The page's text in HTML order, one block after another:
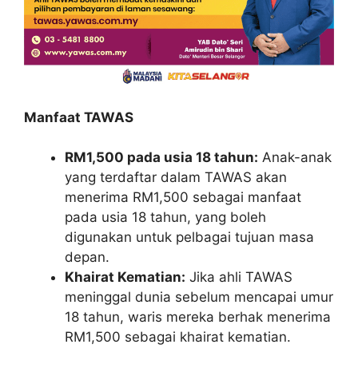
Manfaat TAWAS
RM1,500 pada usia 18 tahun: Anak-anak
yang terdaftar dalam TAWAS akan
menerima RM1,500 sebagai manfaat
pada usia 18 tahun, yang boleh
digunakan untuk pelbagai tujuan masa
depan.
Khairat Kematian: Jika ahli TAWAS
meninggal dunia sebelum mencapai umur
18 tahun, waris mereka berhak menerima
RM1,500 sebagai khairat kematian.